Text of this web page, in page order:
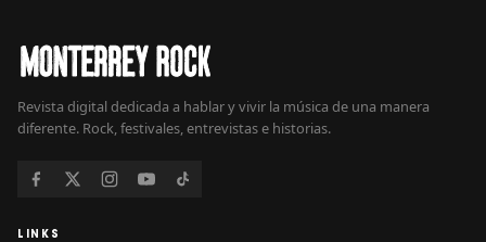
Revista digital dedicada a hablar y vivir la música de una manera
diferente. Rock, festivales, entrevistas e historias.
LINKS